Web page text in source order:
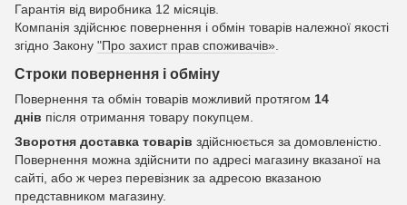
Гарантія від виробника 12 місяців.
Компанія здійснює повернення і обмін товарів належної якості
згідно Закону "Про захист прав споживачів».
Строки повернення і обміну
Повернення та обмін товарів можливий протягом 14
днів після отримання товару покупцем.
Зворотня доставка товарів здійснюється за домовленістю.
Повернення можна здійснити по адресі магазину вказаної на
сайті, або ж через перевізник за адресою вказаною
представником магазину.